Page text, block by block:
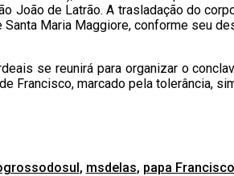
João de Latrão. A trasladação do
Maria Maggiore, conforme seu
se reunirá para organizar o
Francisco, marcado pela tolerância,
, msdelas, papa Francisco